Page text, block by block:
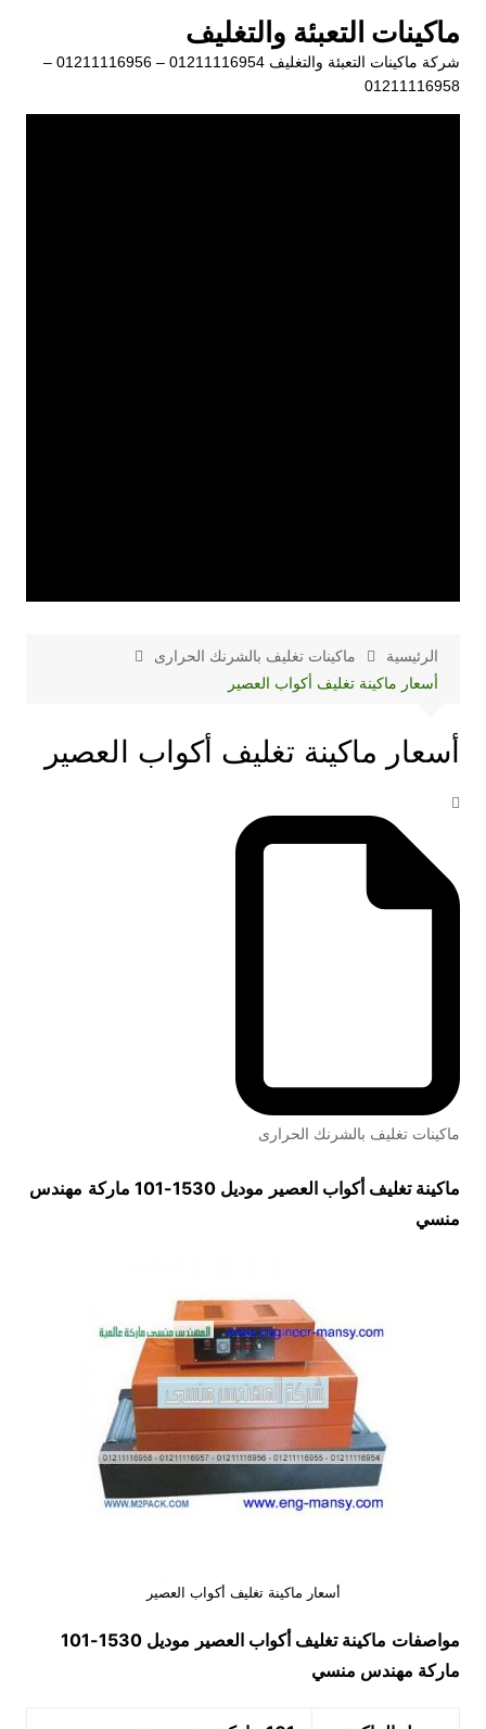
المحتوى
ماكينات التعبئة والتغليف
شركة ماكينات التعبئة والتغليف 01211116954 – 01211116956 –
01211116958
الرئيسية
ماكينات تغليف بالشرنك الحرارى
أسعار ماكينة تغليف أكواب العصير
أسعار ماكينة تغليف أكواب العصير
ماكينات تغليف بالشرنك الحرارى
ماكينة تغليف أكواب العصير موديل 1530-101 ماركة
مهندس
منسي
أسعار ماكينة تغليف أكواب العصير
مواصفات ماكينة تغليف أكواب العصير
موديل 1530-101
ماركة مهندس منسي